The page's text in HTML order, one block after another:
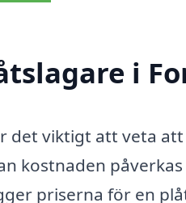
i
det viktigt att veta
kostnaden
priserna för en